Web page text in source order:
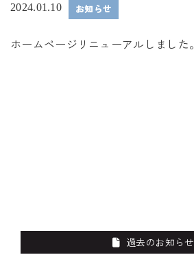
2024.01.10 お知らせ
ホームページリニューアルしました。
過去のお知らせ